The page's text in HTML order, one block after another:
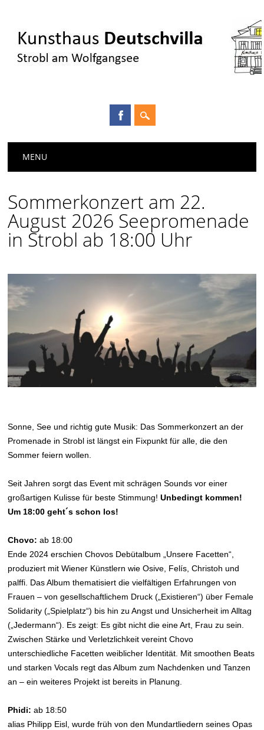
Main menu
MENU
Sommerkonzert am 22.
August 2026 Seepromenade
in Strobl ab 18:00 Uhr
Sonne, See und richtig gute Musik: Das Sommerkonzert an der
Promenade in Strobl ist längst ein Fixpunkt für alle, die den
Sommer feiern wollen.
Seit Jahren sorgt das Event mit schrägen Sounds vor einer
großartigen Kulisse für beste Stimmung!Unbedingt kommen!
Um 18:00 geht´s schon los!
Chovo:ab 18:00
Ende 2024 erschien Chovos Debütalbum „Unsere Facetten“,
produziert mit Wiener Künstlern wie Osive, Felís, Christoh und
palffi. Das Album thematisiert die vielfältigen Erfahrungen von
Frauen – von gesellschaftlichem Druck („Existieren“) über Female
Solidarity („Spielplatz“) bis hin zu Angst und Unsicherheit im Alltag
(„Jedermann“). Es zeigt: Es gibt nicht die eine Art, Frau zu sein.
Zwischen Stärke und Verletzlichkeit vereint Chovo
unterschiedliche Facetten weiblicher Identität. Mit smoothen Beats
und starken Vocals regt das Album zum Nachdenken und Tanzen
an – ein weiteres Projekt ist bereits in Planung.
Phidi:ab 18:50
alias Philipp Eisl, wurde früh von den Mundartliedern seines Opas